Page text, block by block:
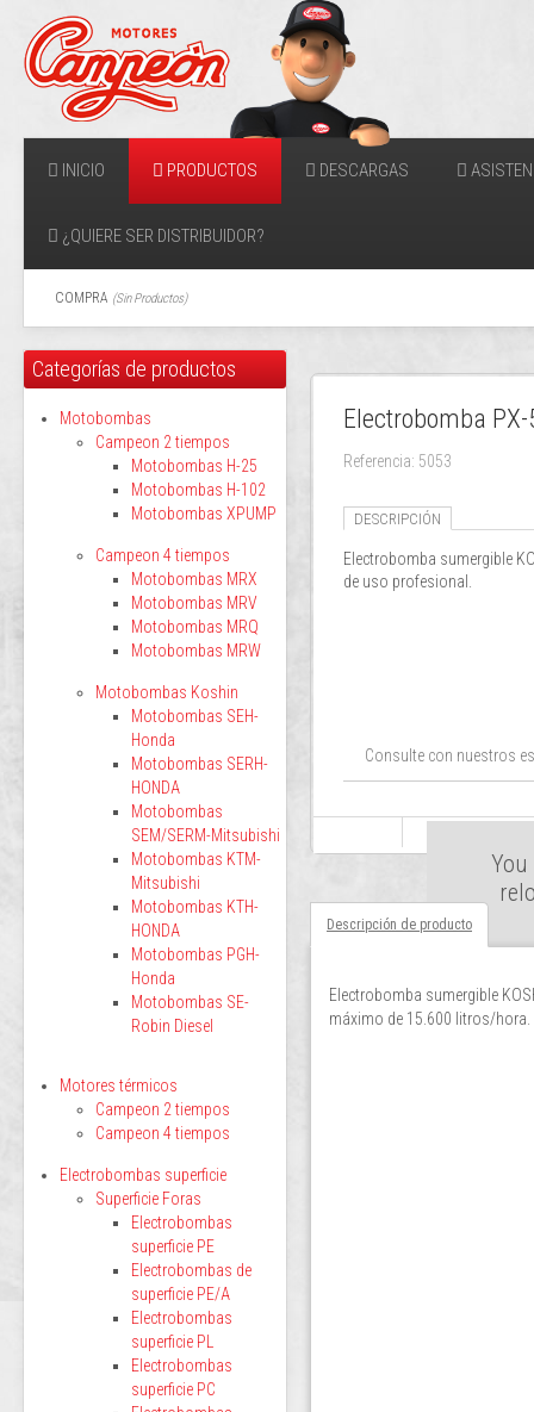
INICIO PRODUCTOS DESCARGAS
¿QUIERE SER DISTRIBUIDOR?
COMPRA (Sin Productos)
Electrobomba
Referencia: 5053
DESCRIPCIÓN
Electrobomba sumergible
de uso profesional.
Consulte con nuestros
You
Descripción de producto
Electrobomba sumergible
máximo de 15.600 litros/hora.
Categorías de productos
Motobombas
Campeon 2 tiempos
Motobombas H-25
Motobombas H-102
Motobombas XPUMP
Campeon 4 tiempos
Motobombas MRX
Motobombas MRV
Motobombas MRQ
Motobombas MRW
Motobombas Koshin
Motobombas SEH-
Honda
Motobombas SERH-
HONDA
Motobombas
SEM/SERM-Mitsubishi
Motobombas KTM-
Mitsubishi
Motobombas KTH-
HONDA
Motobombas PGH-
Honda
Motobombas SE-
Robin Diesel
Motores térmicos
Campeon 2 tiempos
Campeon 4 tiempos
Electrobombas superficie
Superficie Foras
Electrobombas
superficie PE
Electrobombas de
superficie PE/A
Electrobombas
superficie PL
Electrobombas
superficie PC